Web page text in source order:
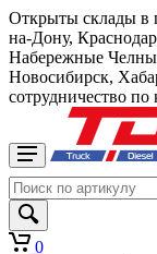
Открыты склады в
на-Дону,
Набережные
Новосибирск,
сотрудничество по
0